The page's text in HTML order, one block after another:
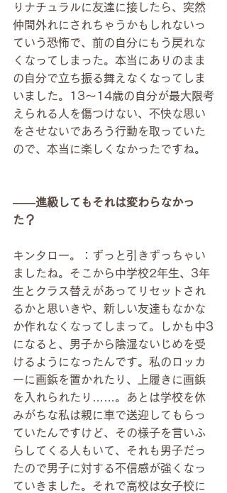
りナチュラルに友達に接したら、突然
仲間外れにされちゃうかもしれないっ
ていう恐怖で、前の自分にもう戻れな
くなってしまった。本当にありのまま
の自分で立ち振る舞えなくなってしま
いました。13〜14歳の自分が最大限考
えられる人を傷つけない、不快な思い
をさせないであろう行動を取っていた
ので、本当に楽しくなかったですね。
――進級してもそれは変わらなかっ
た？
キンタロー。：ずっと引きずっちゃい
ましたね。そこから中学校2年生、3年
生とクラス替えがあってリセットされ
るかと思いきや、新しい友達もなかな
か作れなくなってしまって。しかも中3
になると、男子から陰湿ないじめを受
けるようになったんです。私のロッカ
ーに画鋲を置かれたり、上履きに画鋲
を入れられたり……。あとは学校を休
みがちな私は親に車で送迎してもらっ
ていたんですけど、その様子を言いふ
らしてくる人もいて、それも男子だっ
たので男子に対する不信感が強くなっ
ていきました。それで高校は女子校に